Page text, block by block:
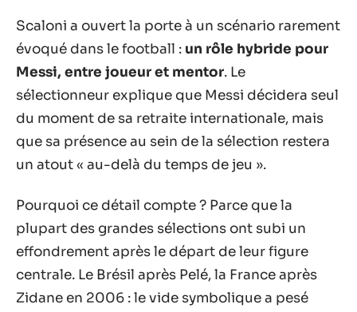
Scaloni a ouvert la porte à un scénario rarement
évoqué dans le football : un rôle hybride pour
Messi, entre joueur et mentor. Le
sélectionneur explique que Messi décidera seul
du moment de sa retraite internationale, mais
que sa présence au sein de la sélection restera
un atout « au-delà du temps de jeu ».
Pourquoi ce détail compte ? Parce que la
plupart des grandes sélections ont subi un
effondrement après le départ de leur figure
centrale. Le Brésil après Pelé, la France après
Zidane en 2006 : le vide symbolique a pesé